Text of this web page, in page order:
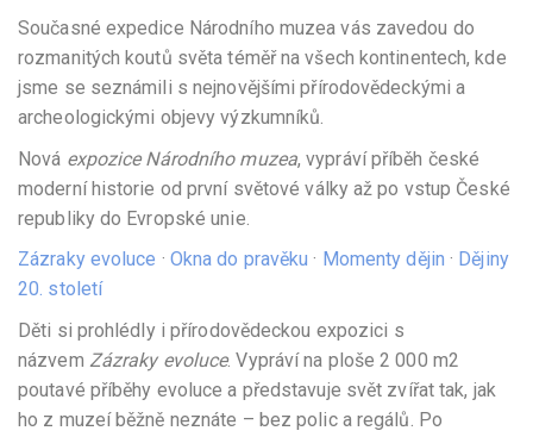
Současné expedice Národního muzea vás zavedou do
rozmanitých koutů světa téměř na všech kontinentech, kde
jsme se seznámili s nejnovějšími přírodovědeckými a
archeologickými objevy výzkumníků.
Nová expozice Národního muzea, vypráví příběh české
moderní historie od první světové války až po vstup České
republiky do Evropské unie.
Zázraky evoluce · ‎ Okna do pravěku · ‎ Momenty dějin · ‎ Dějiny
20. století
Děti si prohlédly i přírodovědeckou expozici s
názvem Zázraky evoluce. Vypráví na ploše 2 000 m2
poutavé příběhy evoluce a představuje svět zvířat tak, jak
ho z muzeí běžně neznáte – bez polic a regálů. Po